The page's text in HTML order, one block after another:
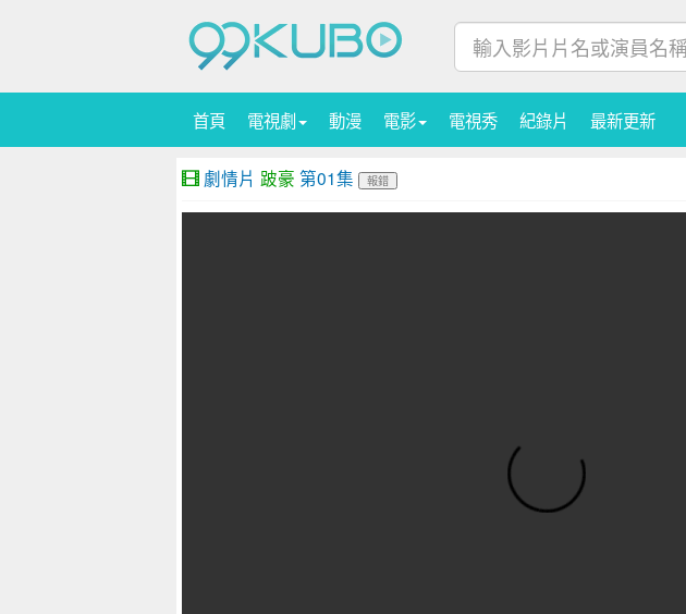
首頁 電視劇 動漫 電影 電視秀 紀錄片 最新更新
劇情片 跛豪 第01集 報錯